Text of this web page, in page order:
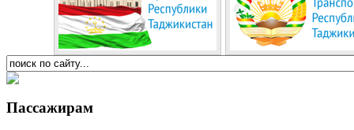
Пассажирам